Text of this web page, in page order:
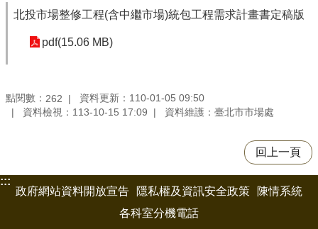
北投市場整修工程(含中繼市場)統包工程需求計畫書定稿版
pdf(15.06 MB)
點閱數： 262
資料更新：110-01-05 09:50
資料檢視：113-10-15 17:09
資料維護：臺北市市場處
回上一頁
:::
政府網站資料開放宣告
隱私權及資訊安全政策
陳情系統
各科室分機電話